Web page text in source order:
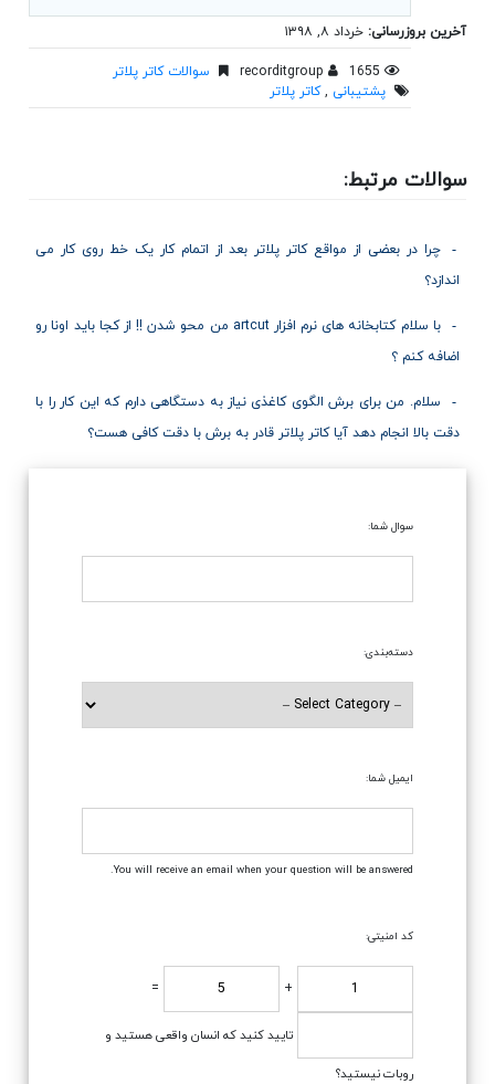
آخرین بروزرسانی: خرداد ۸, ۱۳۹۸
1655
سوالات کاتر پلاتر
پشتیبانی ,کاتر پلاتر
سوالات مرتبط:
چرا در بعضی از مواقع کاتر پلاتر بعد از اتمام کار یک خط روی کار می
اندازد؟
با سلام کتابخانه های نرم افزار artcut من محو شدن !! از کجا باید اونا رو
اضافه کنم ؟
سلام. من برای برش الگوی کاغذی نیاز به دستگاهی دارم که این کار را با
دقت بالا انجام دهد آیا کاتر پلاتر قادر به برش با دقت کافی هست؟
سوال شما:
دسته‌بندی:
ایمیل شما:
You will receive an email when your question will be answered.
کد امنیتی:
+
=
تایید کنید که انسان واقعی هستید و
روبات نیستید؟